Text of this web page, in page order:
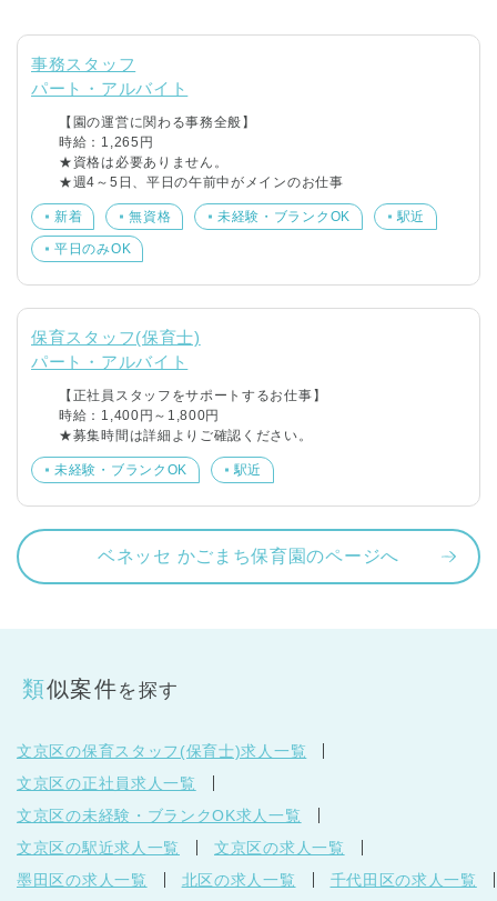
事務スタッフ
パート・アルバイト
【園の運営に関わる事務全般】
時給：1,265円
★資格は必要ありません。
★週4～5日、平日の午前中がメインのお仕事
新着 無資格 未経験・ブランクOK 駅近
平日のみOK
保育スタッフ(保育士)
パート・アルバイト
【正社員スタッフをサポートするお仕事】
時給：1,400円～1,800円
★募集時間は詳細よりご確認ください。
未経験・ブランクOK 駅近
ベネッセ かごまち保育園のページへ
類似案件を探す
文京区の保育スタッフ(保育士)求人一覧
文京区の正社員求人一覧
文京区の未経験・ブランクOK求人一覧
文京区の駅近求人一覧
文京区の求人一覧
墨田区の求人一覧
北区の求人一覧
千代田区の求人一覧